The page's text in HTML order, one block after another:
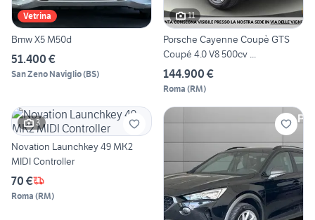
Vetrina
Bmw X5 M50d
51.400 €
San Zeno Naviglio(BS)
11
Porsche Cayenne Coupè GTS
Coupé 4.0 V8 500cv ...
144.900 €
Roma (RM)
3
Novation Launchkey 49 MK2
MIDI Controller
70 €
Roma (RM)